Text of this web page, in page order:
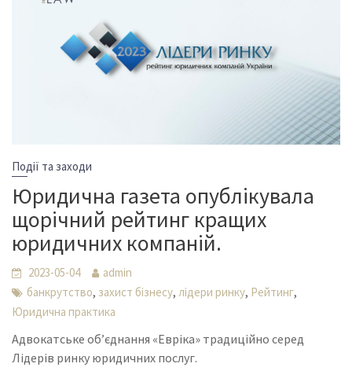
Події та заходи
Юридична газета опублікувала
щорічний рейтинг кращих
юридичних компаній.
2023-05-04
admin
банкрутство, захист бізнесу,лідери ринку, Рейтинг,
Юридична практика
Адвокатське обʼєднання «Евріка» традиційно серед
Лідерів ринку юридичних послуг.